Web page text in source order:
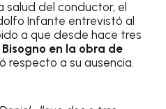
salud del conductor, el
Infante entrevistó al
a que desde hace tres
en la obra de
respecto a su ausencia.